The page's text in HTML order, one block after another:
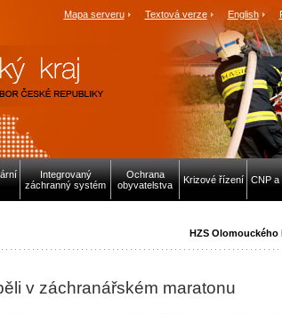
Mapa serveru Textová verze English
Integrovaný
záchranný systém
Ochrana
obyvatelstva
Krizové řízení CNP a
HZS Olomouckého
v záchranářském maratonu